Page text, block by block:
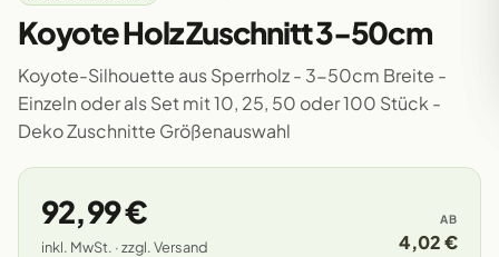
Koyote Holz Zuschnitt 3-50cm
Koyote-Silhouette aus Sperrholz - 3-50cm Breite -
Einzeln oder als Set mit 10, 25, 50 oder 100 Stück -
Deko Zuschnitte Größenauswahl
92,99 €
inkl. MwSt. · zzgl. Versand
AB
4,02 €